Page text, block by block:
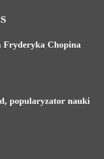
Fryderyka Chopina
popularyzator nauki